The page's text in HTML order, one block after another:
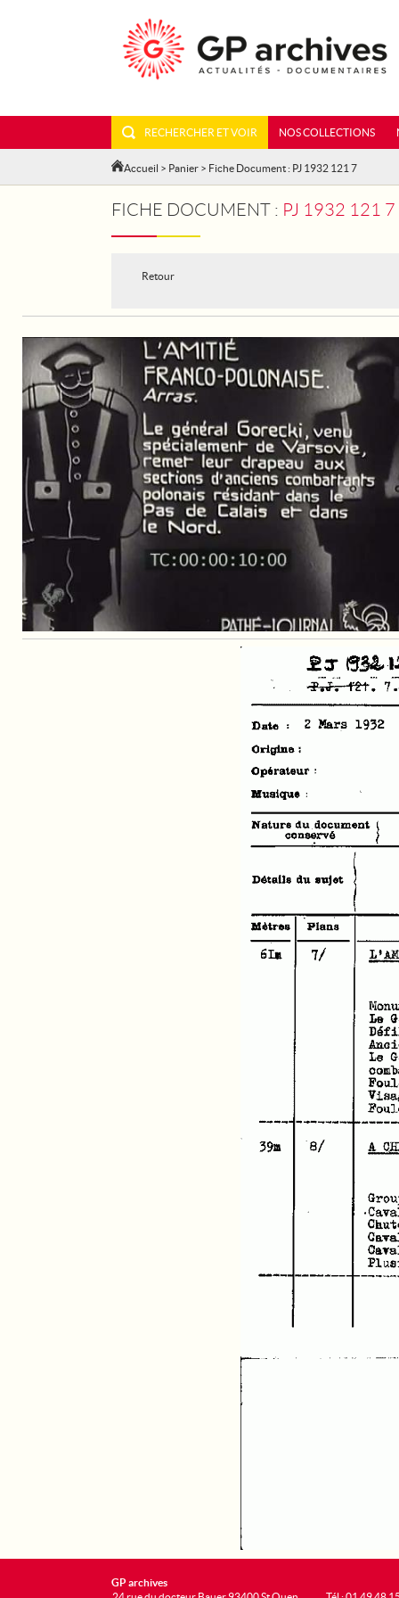
RECHERCHER ET VOIR NOS COLLECTIONS
Accueil > Panier > Fiche Document : PJ 1932 121 7
FICHE DOCUMENT : PJ 1932 121
Retour
GP archives